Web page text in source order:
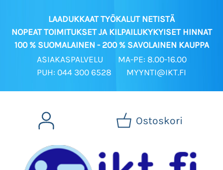
LAADUKKAAT TYÖKALUT NETISTÄ
NOPEAT TOIMITUKSET JA KILPAILUKYKYISET HINNAT
100 % SUOMALAINEN - 200 % SAVOLAINEN KAUPPA
ASIAKASPALVELU
MA-PE: 8.00-16.00
PUH: 044 300 6528
MYYNTI@IKT.FI
Ostoskori